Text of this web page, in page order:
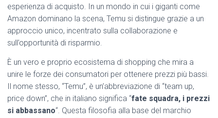
esperienza di acquisto. In un mondo in cui i giganti come
Amazon dominano la scena, Temu si distingue grazie a un
approccio unico, incentrato sulla collaborazione e
sull’opportunità di risparmio.
È un vero e proprio ecosistema di shopping che mira a
unire le forze dei consumatori per ottenere prezzi più bassi.
Il nome stesso, “Temu”, è un’abbreviazione di “team up,
price down”, che in italiano significa “fate squadra, i prezzi
si abbassano“. Questa filosofia alla base del marchio